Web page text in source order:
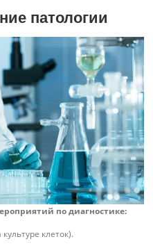
патологии
по диагностике:
клеток).